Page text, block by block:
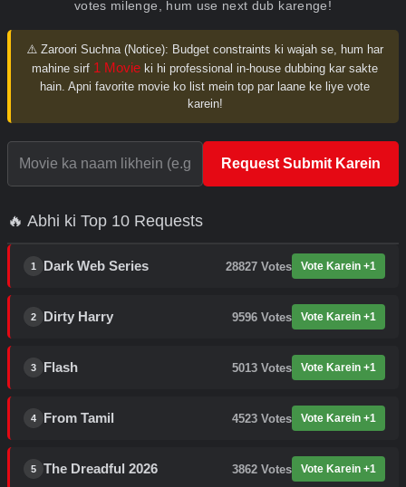
votes milenge, hum use next dub karenge!
⚠️ Zaroori Suchna (Notice): Budget constraints ki wajah se, hum har
mahine sirf 1 Movie ki hi professional in-house dubbing kar sakte
hain. Apni favorite movie ko list mein top par laane ke liye vote
karein!
Request Submit Karein
🔥 Abhi ki Top 10 Requests
1 Dark Web Series 28827 Votes Vote Karein +1
2 Dirty Harry 9596 Votes Vote Karein +1
3 Flash 5013 Votes Vote Karein +1
4 From Tamil 4523 Votes Vote Karein +1
5 The Dreadful 2026 3862 Votes Vote Karein +1